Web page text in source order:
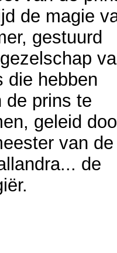
de magie
gestuurd
die hebben
de prins te
geleid
van de
de